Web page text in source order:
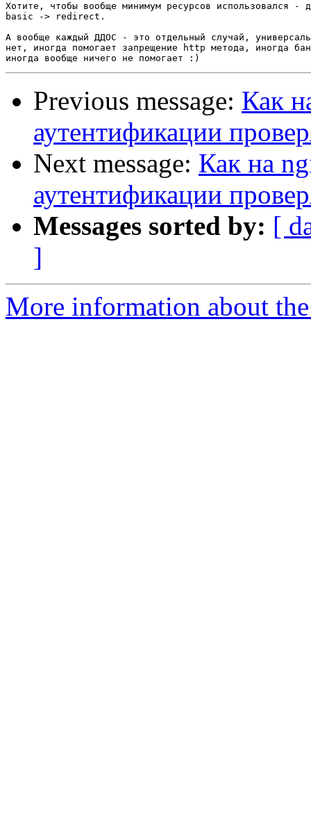
Хотите, чтобы вообще минимум ресурсов использовался -
basic -> redirect.
А вообще каждый ДДОС - это отдельный случай,
нет, иногда помогает запрещение http метода, иногда
Previous message: Как
аутентификации
Next message: Как на
аутентификации
Messages sorted by: [
]
More information about